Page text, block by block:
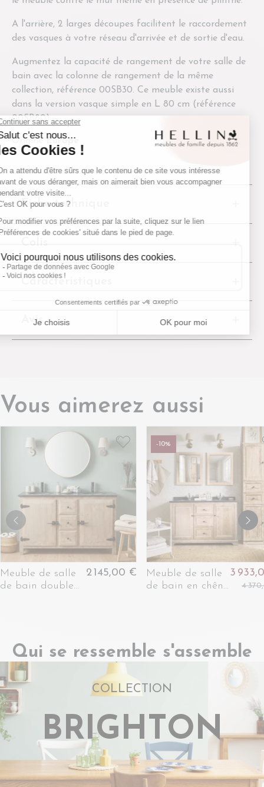
A l'arrière, 2 larges découpes facilitent le raccordement
des vasques à votre réseau d'arrivée et de sortie d'eau.
Augmentez la capacité de rangement de votre salle de
bain avec la colonne de rangement de la même
collection, référence 00SB30. Ce meuble existe aussi
dans la version vasque simple en L 80 cm (référence
00SB80).
Origine Europe
Fiche technique
Caractéristiques
Avis
Vous aimerez aussi
Meuble de salle
de bain double
2 145,00 €
-10%
Meuble de salle
de bain en chêne
3
4
Qui se ressemble s'assemble
COLLECTION
BRIGHTON